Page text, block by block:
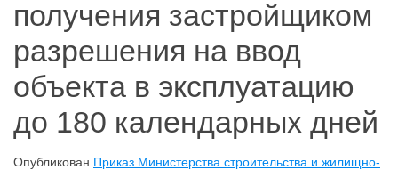
получения застройщиком
разрешения на ввод
объекта в эксплуатацию
до 180 календарных дней
Опубликован Приказ Министерства строительства и жилищно-